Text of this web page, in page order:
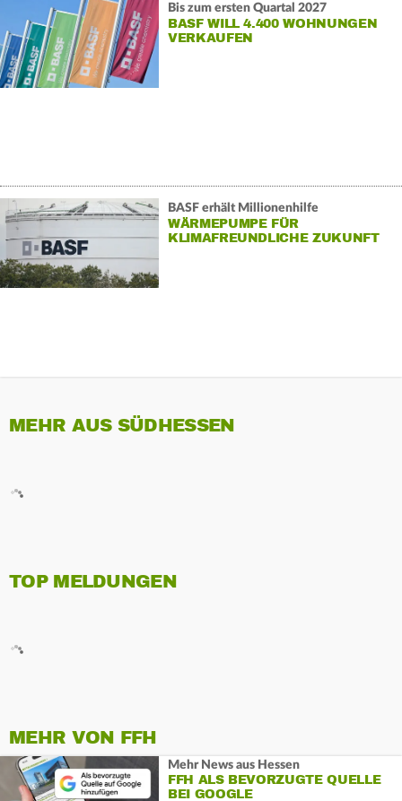
Bis zum ersten Quartal 2027
BASF WILL 4.400 WOHNUNGEN
VERKAUFEN
BASF erhält Millionenhilfe
WÄRMEPUMPE FÜR
KLIMAFREUNDLICHE ZUKUNFT
MEHR AUS SÜDHESSEN
TOP MELDUNGEN
MEHR VON FFH
Mehr News aus Hessen
FFH ALS BEVORZUGTE QUELLE
BEI GOOGLE